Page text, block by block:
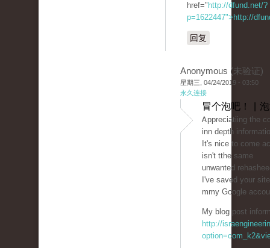
href=" http://dfund.net/?
p=1622447">http://
回复
Anonymous (未验证)
星期三, 04/24/2019 - 03:50
永久连接
冒个泡吧！ |
Ꭺрpreciatiing the
inn depth
It's nice to come
isn't tthe same
unwanted
I've saved your
mmy Google
My blog post
http://